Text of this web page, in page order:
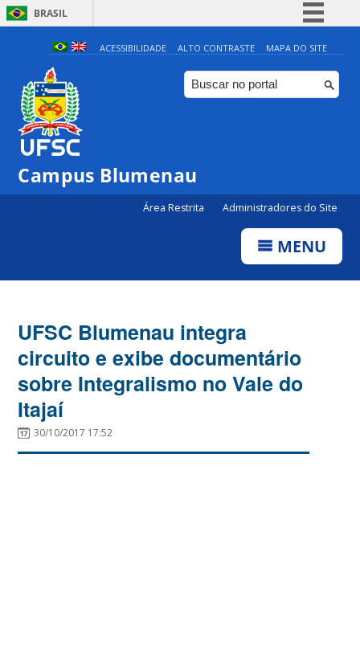
BRASIL
Simplifique!
Comunica BR
Participe
ACESSIBILIDADE ALTO CONTRASTE MAPA DO SITE
Campus Blumenau
Área Restrita Administradores do Site
MENU
UFSC Blumenau integra
circuito e exibe documentário
sobre Integralismo no Vale do
Itajaí
30/10/2017 17:52